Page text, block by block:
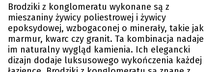
Brodziki z konglomeratu wykonane są z
mieszaniny żywicy poliestrowej i żywicy
epoksydowej, wzbogaconej o minerały, takie jak
marmur, kwarc czy granit. Ta kombinacja nadaje
im naturalny wygląd kamienia. Ich elegancki
dizajn dodaje luksusowego wykończenia każdej